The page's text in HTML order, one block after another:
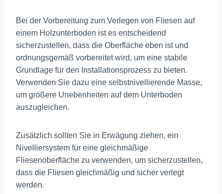
Bei der Vorbereitung zum Verlegen von Fliesen auf
einem Holzunterboden ist es entscheidend
sicherzustellen, dass die Oberfläche eben ist und
ordnungsgemäß vorbereitet wird, um eine stabile
Grundlage für den Installationsprozess zu bieten.
Verwenden Sie dazu eine selbstnivellierende Masse,
um größere Unebenheiten auf dem Unterboden
auszugleichen.
Zusätzlich sollten Sie in Erwägung ziehen, ein
Nivelliersystem für eine gleichmäßige
Fliesenoberfläche zu verwenden, um sicherzustellen,
dass die Fliesen gleichmäßig und sicher verlegt
werden.